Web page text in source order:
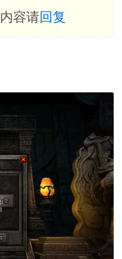
容请回复